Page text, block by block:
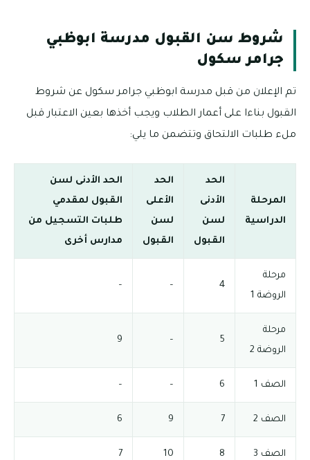
شروط سن القبول مدرسة ابوظبي
جرامر سكول
تم الإعلان من قبل مدرسة ابوظبي جرامر سكول عن شروط
القبول بناءا على أعمار الطلاب ويجب أخذها بعين الاعتبار قبل
ملء طلبات الالتحاق وتتضمن ما يلي:
المرحلة
الدراسية
الحد
الأدنى
لسن
القبول
الحد
الأعلى
لسن
القبول
الحد الأدنى لسن
القبول لمقدمي
طلبات التسجيل من
مدارس أخرى
مرحلة
الروضة 1
4
–
–
مرحلة
الروضة 2
5
–
9
الصف 1 6
–
–
الصف 2 7
9
6
الصف 3 8
10
7